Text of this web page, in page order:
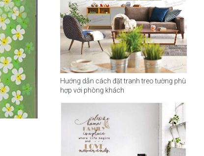
Hướng dẫn cách đặt tranh treo tường phù
hợp với phòng khách